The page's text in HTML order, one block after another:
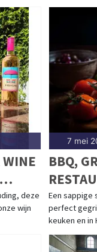
WINE
deze
wijn
7 mei
BBQ,
Een sappige
perfect
keuken en in